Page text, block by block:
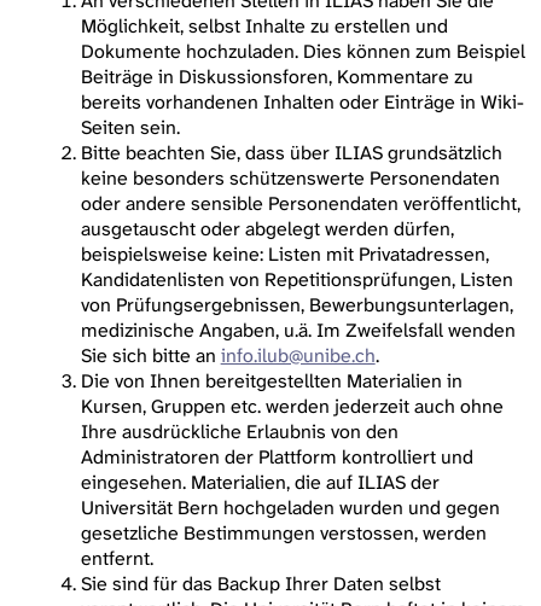
Möglichkeit, selbst Inhalte zu erstellen und
Dokumente hochzuladen. Dies können zum Beispiel
Beiträge in Diskussionsforen, Kommentare zu
bereits vorhandenen Inhalten oder Einträge in Wiki-
Seiten sein.
Bitte beachten Sie, dass über ILIAS grundsätzlich
keine besonders schützenswerte Personendaten
oder andere sensible Personendaten veröffentlicht,
ausgetauscht oder abgelegt werden dürfen,
beispielsweise keine: Listen mit Privatadressen,
Kandidatenlisten von Repetitionsprüfungen, Listen
von Prüfungsergebnissen, Bewerbungsunterlagen,
medizinische Angaben, u.ä. Im Zweifelsfall wenden
Sie sich bitte an info.ilub@unibe.ch.
Die von Ihnen bereitgestellten Materialien in
Kursen, Gruppen etc. werden jederzeit auch ohne
Ihre ausdrückliche Erlaubnis von den
Administratoren der Plattform kontrolliert und
eingesehen. Materialien, die auf ILIAS der
Universität Bern hochgeladen wurden und gegen
gesetzliche Bestimmungen verstossen, werden
entfernt.
Sie sind für das Backup Ihrer Daten selbst